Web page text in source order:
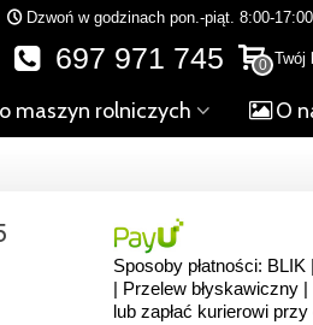
Dzwoń w godzinach pon.-piąt. 8:00-
0 Twój
697 971 745
maszyn rolniczych O
Sposoby płatności: BLIK
| Przelew błyskawiczny
lub zapłać kurierowi